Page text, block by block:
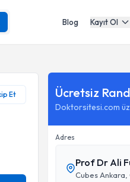
Blog Kayıt Ol
Et Ücretsiz
Doktorsitesi.com
Adres
Prof Dr Ali